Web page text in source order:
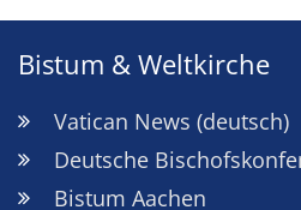
Bistum & Weltkirche
Vatican News (deutsch)
Deutsche
Bistum Aachen